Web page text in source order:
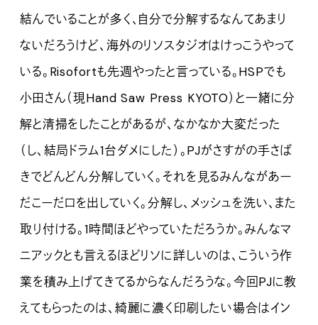
結んでいることが多く、自分で分解するなんてあまり
ないだろうけど、海外のリソスタジオはけっこうやって
いる。Risofortも先週やったと言っている。HSPでも
小田さん（現Hand Saw Press KYOTO）と一緒に分
解と清掃をしたことがあるが、なかなか大変だった
（し、結局ドラム1台ダメにした）。PJがさすがの手さば
きでどんどん分解していく。それを見るみんながあー
だこーだ口を出していく。分解し、メッシュを洗い、また
取り付ける。1時間ほどやっていただろうか。みんなマ
ニアックとも言えるほどリソに詳しいのは、こういう作
業を積み上げてきてるからなんだろうな。今回PJに教
えてもらったのは、綺麗に濃く印刷したい場合はイン